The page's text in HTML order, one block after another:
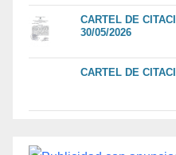
CARTEL DE
30/05/2026
CARTEL DE